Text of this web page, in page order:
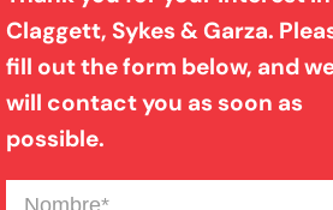
Mordedura de perro
Claggett, Sykes & Garza.
fill out the form below, and
will contact you as soon as
possible.
Nombre(Required)